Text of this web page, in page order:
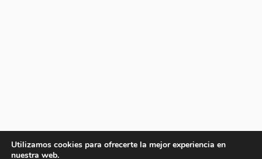
Utilizamos cookies para ofrecerte la mejor experiencia en
nuestra web.